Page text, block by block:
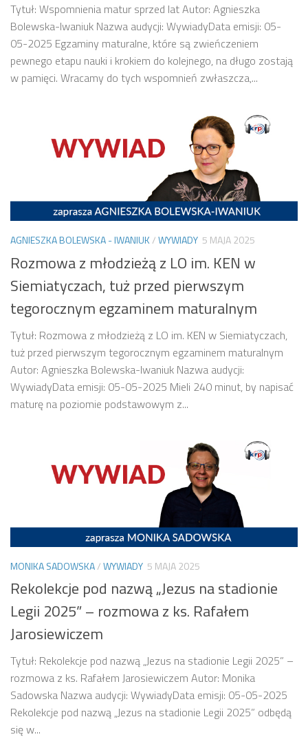
Tytuł: Wspomnienia matur sprzed lat Autor: Agnieszka
Bolewska-Iwaniuk Nazwa audycji: WywiadyData emisji: 05-
05-2025 Egzaminy maturalne, które są zwieńczeniem
pewnego etapu nauki i krokiem do kolejnego, na długo zostają
w pamięci. Wracamy do tych wspomnień zwłaszcza,...
AGNIESZKA BOLEWSKA - IWANIUK/WYWIADY 5 MAJA 2025
Rozmowa z młodzieżą z LO im. KEN w
Siemiatyczach, tuż przed pierwszym
tegorocznym egzaminem maturalnym
Tytuł: Rozmowa z młodzieżą z LO im. KEN w Siemiatyczach,
tuż przed pierwszym tegorocznym egzaminem maturalnym
Autor: Agnieszka Bolewska-Iwaniuk Nazwa audycji:
WywiadyData emisji: 05-05-2025 Mieli 240 minut, by napisać
maturę na poziomie podstawowym z...
MONIKA SADOWSKA/WYWIADY 5 MAJA 2025
Rekolekcje pod nazwą „Jezus na stadionie
Legii 2025” – rozmowa z ks. Rafałem
Jarosiewiczem
Tytuł: Rekolekcje pod nazwą „Jezus na stadionie Legii 2025” –
rozmowa z ks. Rafałem Jarosiewiczem Autor: Monika
Sadowska Nazwa audycji: WywiadyData emisji: 05-05-2025
Rekolekcje pod nazwą „Jezus na stadionie Legii 2025” odbędą
się w...